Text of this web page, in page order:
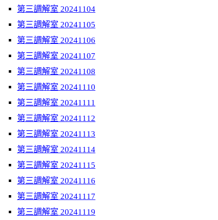
第三調解室 20241104
第三調解室 20241105
第三調解室 20241106
第三調解室 20241107
第三調解室 20241108
第三調解室 20241110
第三調解室 20241111
第三調解室 20241112
第三調解室 20241113
第三調解室 20241114
第三調解室 20241115
第三調解室 20241116
第三調解室 20241117
第三調解室 20241119